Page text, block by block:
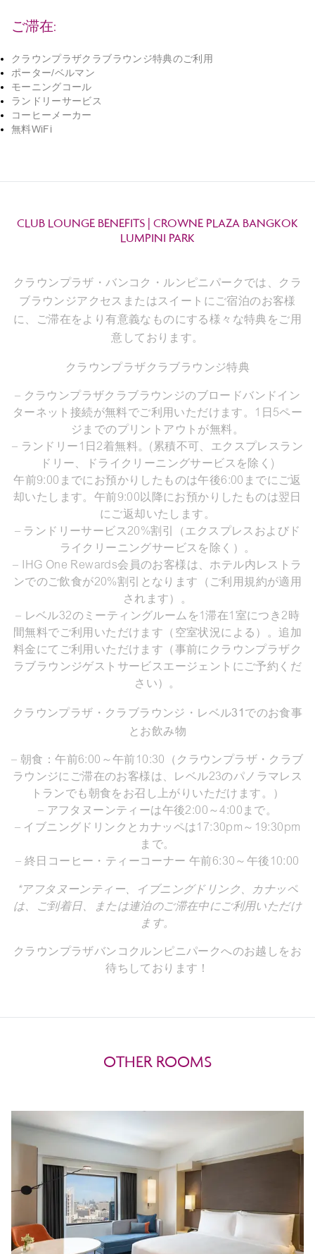
ご滞在:
クラウンプラザクラブラウンジ特典のご利用
ポーター/ベルマン
モーニングコール
ランドリーサービス
コーヒーメーカー
無料WiFi
CLUB LOUNGE BENEFITS | CROWNE PLAZA BANGKOK
LUMPINI PARK
クラウンプラザ・バンコク・ルンピニパークでは、クラ
ブラウンジアクセスまたはスイートにご宿泊のお客様
に、ご滞在をより有意義なものにする様々な特典をご用
意しております。
クラウンプラザクラブラウンジ特典
– クラウンプラザクラブラウンジのブロードバンドイン
ターネット接続が無料でご利用いただけます。1日5ペー
ジまでのプリントアウトが無料。
– ランドリー1日2着無料。(累積不可、エクスプレスラン
ドリー、ドライクリーニングサービスを除く)
午前9:00までにお預かりしたものは午後6:00までにご返
却いたします。午前9:00以降にお預かりしたものは翌日
にご返却いたします。
– ランドリーサービス20%割引（エクスプレスおよびド
ライクリーニングサービスを除く）。
– IHG One Rewards会員のお客様は、ホテル内レストラ
ンでのご飲食が20%割引となります（ご利用規約が適用
されます）。
– レベル32のミーティングルームを1滞在1室につき2時
間無料でご利用いただけます（空室状況による）。追加
料金にてご利用いただけます（事前にクラウンプラザク
ラブラウンジゲストサービスエージェントにご予約くだ
さい）。
クラウンプラザ・クラブラウンジ・レベル31でのお食事
とお飲み物
– 朝食：午前6:00～午前10:30（クラウンプラザ・クラブ
ラウンジにご滞在のお客様は、レベル23のパノラマレス
トランでも朝食をお召し上がりいただけます。）
– アフタヌーンティーは午後2:00～4:00まで。
– イブニングドリンクとカナッペは17:30pm～19:30pm
まで。
– 終日コーヒー・ティーコーナー 午前6:30～午後10:00
*アフタヌーンティー、イブニングドリンク、カナッペ
は、ご到着日、または連泊のご滞在中にご利用いただけ
ます。
クラウンプラザバンコクルンピニパークへのお越しをお
待ちしております！
OTHER ROOMS